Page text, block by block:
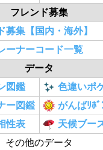
フレンド募集
募集【国内・海外】
ーナーコード一覧
データ
図鑑
色違いポ
ー図鑑
がんばﾘﾎ
性表
天候ブー
その他のデータ